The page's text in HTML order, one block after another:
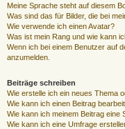
Meine Sprache steht auf diesem
Was sind das für Bilder, die bei
Wie verwende ich einen Avatar?
Was ist mein Rang und wie kann
Wenn ich bei einem Benutzer auf
anzumelden.
Beiträge schreiben
Wie erstelle ich ein neues Thema
Wie kann ich einen Beitrag
Wie kann ich meinem Beitrag eine
Wie kann ich eine Umfrage